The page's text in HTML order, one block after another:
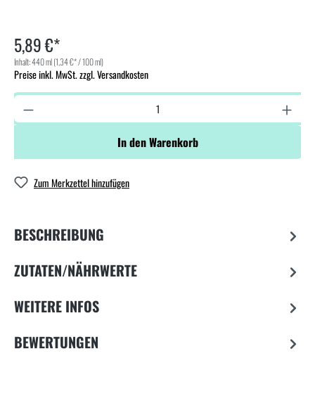
5,89 €*
Inhalt:440 ml(1,34 €* / 100 ml)
Preise inkl. MwSt. zzgl. Versandkosten
In den Warenkorb
Zum Merkzettel hinzufügen
BESCHREIBUNG
ZUTATEN/NÄHRWERTE
WEITERE INFOS
BEWERTUNGEN